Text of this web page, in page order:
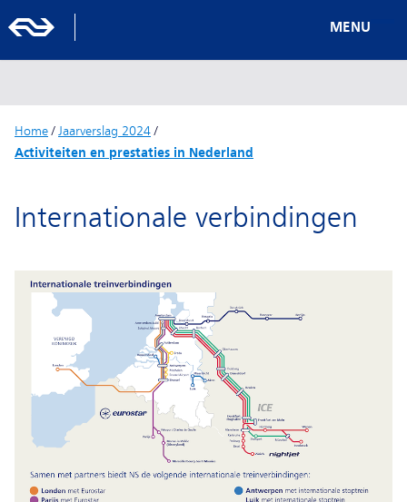
MENU
Home/ Jaarverslag 2024/
Activiteiten en prestaties in Nederland
Internationale verbindingen